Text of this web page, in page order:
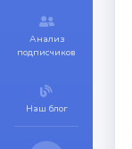
Анализ
подписчиков
Наш блог